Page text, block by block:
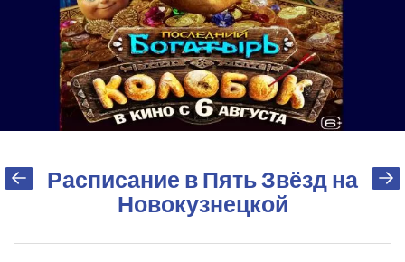
Расписание в Пять Звёзд на
Новокузнецкой